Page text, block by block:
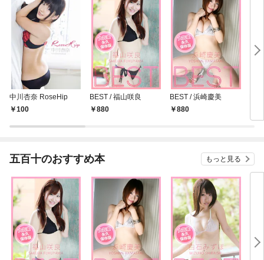
中川杏奈 RoseHip
100
BEST / 福山咲良
880
BEST / 浜崎慶美
880
五百十のおすすめ本 もっと見る